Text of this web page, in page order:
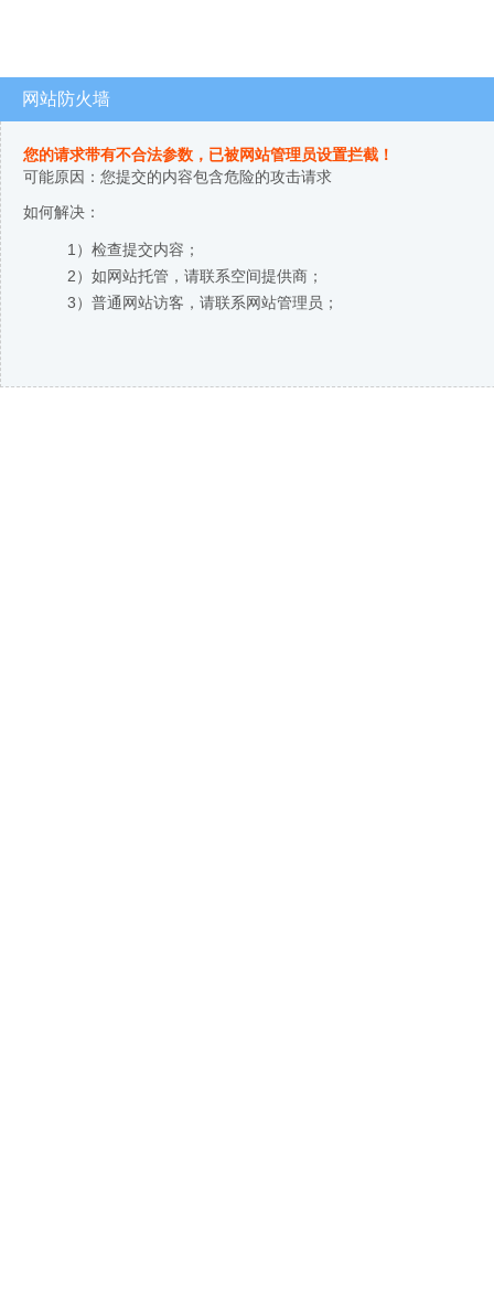
网站防火墙
您的请求带有不合法参数，已被网站管理员设置拦截！
可能原因：您提交的内容包含危险的攻击请求
如何解决：
1）检查提交内容；
2）如网站托管，请联系空间提供商；
3）普通网站访客，请联系网站管理员；